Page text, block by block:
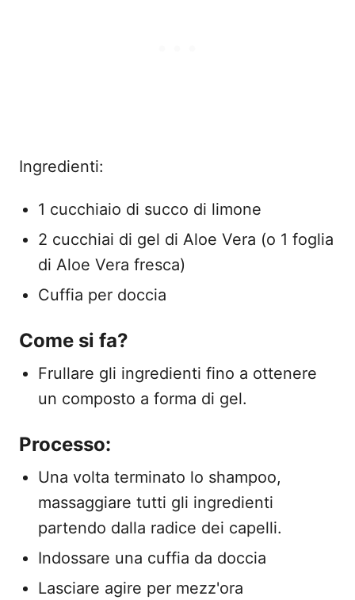
Ingredienti:
1 cucchiaio di succo di limone
2 cucchiai di gel di Aloe Vera (o 1 foglia
di Aloe Vera fresca)
Cuffia per doccia
Come si fa?
Frullare gli ingredienti fino a ottenere
un composto a forma di gel.
Processo:
Una volta terminato lo shampoo,
massaggiare tutti gli ingredienti
partendo dalla radice dei capelli.
Indossare una cuffia da doccia
Lasciare agire per mezz'ora